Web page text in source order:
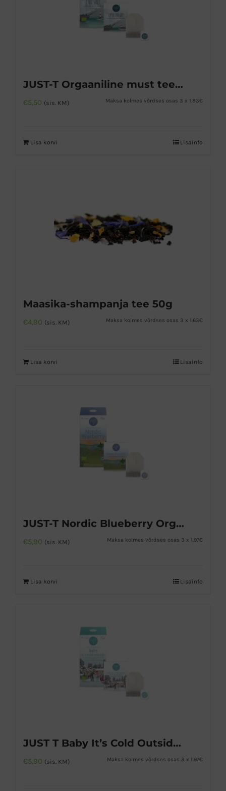
JUST-T Orgaaniline must tee bergamotiga
€5,50 (sis. KM) Maksa kolmes võrdses osas 3 x 1.83€
Lisa korvi Lisainfo
Maasika-shampanja tee 50g
€4,90 (sis. KM) Maksa kolmes võrdses osas 3 x 1.63€
Lisa korvi Lisainfo
JUST-T Nordic Blueberry Orgaaniline puuviljatee
€5,90 (sis. KM) Maksa kolmes võrdses osas 3 x 1.97€
Lisa korvi Lisainfo
JUST T Baby It’s Cold Outside 1,75g x 20tk
€5,90 (sis. KM) Maksa kolmes võrdses osas 3 x 1.97€